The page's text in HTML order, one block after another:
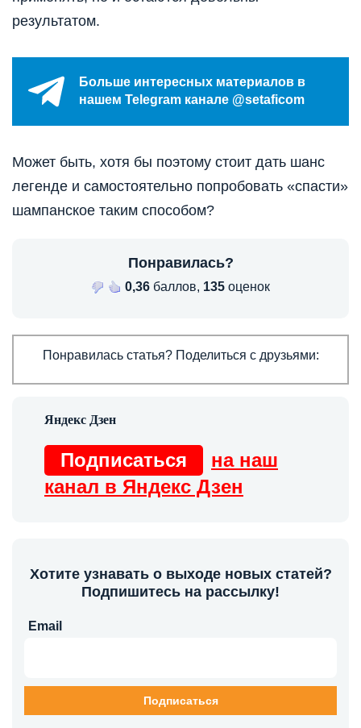
результатом.
Больше интересных материалов в
нашем Telegram канале @setaficom
Может быть, хотя бы поэтому стоит дать шанс
легенде и самостоятельно попробовать «спасти»
шампанское таким способом?
Понравилась?
0,36 баллов, 135 оценок
Понравилась статья? Поделиться с друзьями:
Подписаться
на наш
канал в Яндекс Дзен
Хотите узнавать о выходе новых статей?
Подпишитесь на рассылку!
Email